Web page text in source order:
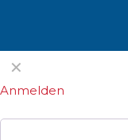
✕
Anmelden